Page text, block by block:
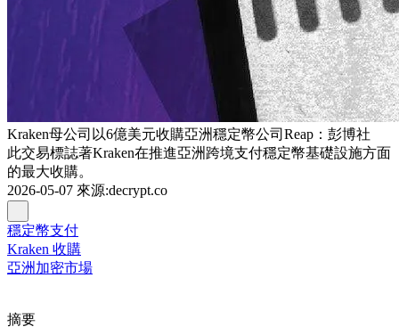
Kraken母公司以6億美元收購亞洲穩定幣公司Reap：彭博社
此交易標誌著Kraken在推進亞洲跨境支付穩定幣基礎設施方面
的最大收購。
2026-05-07 來源:decrypt.co
穩定幣支付
Kraken 收購
亞洲加密市場
摘要